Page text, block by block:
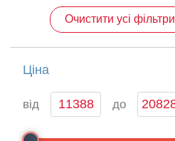
Очистити усі фільтри
Ціна
від до